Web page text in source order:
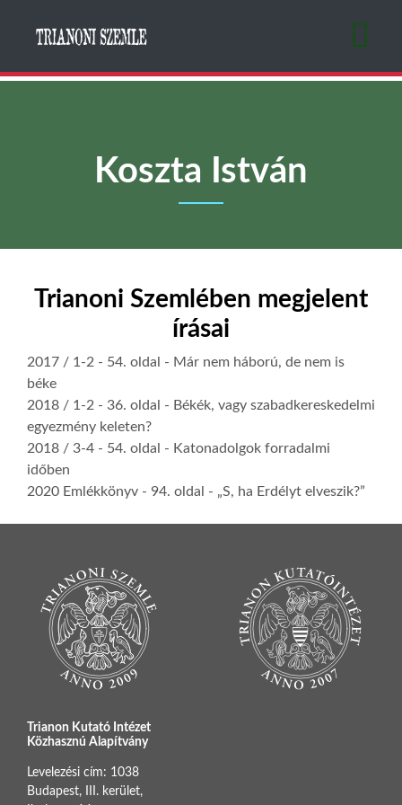
Koszta István
Trianoni Szemlében megjelent
írásai
2017 / 1-2 - 54. oldal - Már nem háború, de nem is
béke
2018 / 1-2 - 36. oldal - Békék, vagy szabadkereskedelmi
egyezmény keleten?
2018 / 3-4 - 54. oldal - Katonadolgok forradalmi
időben
2020 Emlékkönyv - 94. oldal - „S, ha Erdélyt elveszik?”
Trianon Kutató Intézet
Közhasznú Alapítvány
Levelezési cím: 1038
Budapest, III. kerület,